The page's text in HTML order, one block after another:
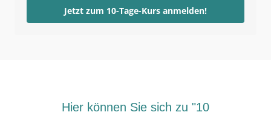
Jetzt zum 10-Tage-Kurs anmelden!
Hier können Sie sich zu "10